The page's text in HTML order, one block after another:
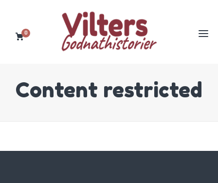
0
Content restricted